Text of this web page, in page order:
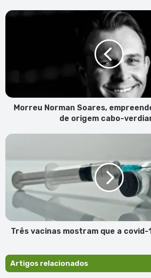
Morreu
verdiana
Morreu Norman Soares,
de origem cabo-
Três
covid-
pode
ter
fimTrês vacinas mostram que a
Artigos relacionados